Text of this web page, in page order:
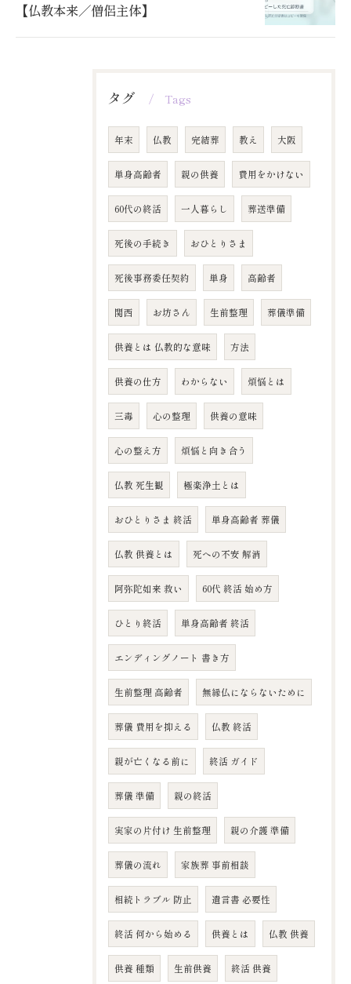
【仏教本来／僧侶主体】
タグ Tags
年末 仏教 完結葬 教え 大阪
単身高齢者 親の供養 費用をかけない
60代の終活 一人暮らし 葬送準備
死後の手続き おひとりさま
死後事務委任契約 単身 高齢者
関西 お坊さん 生前整理 葬儀準備
供養とは 仏教的な意味 方法
供養の仕方 わからない 煩悩とは
三毒 心の整理 供養の意味
心の整え方 煩悩と向き合う
仏教 死生観 極楽浄土とは
おひとりさま 終活 単身高齢者 葬儀
仏教 供養とは 死への不安 解消
阿弥陀如来 救い 60代 終活 始め方
ひとり終活 単身高齢者 終活
エンディングノート 書き方
生前整理 高齢者 無縁仏にならないために
葬儀 費用を抑える 仏教 終活
親が亡くなる前に 終活 ガイド
葬儀 準備 親の終活
実家の片付け 生前整理 親の介護 準備
葬儀の流れ 家族葬 事前相談
相続トラブル 防止 遺言書 必要性
終活 何から始める 供養とは 仏教 供養
供養 種類 生前供養 終活 供養